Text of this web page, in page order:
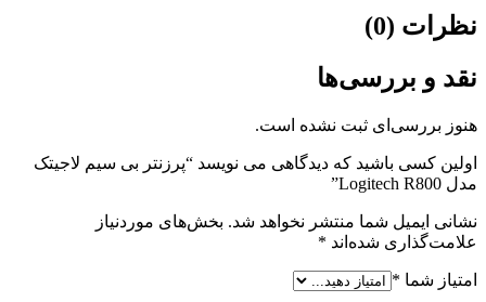
نظرات (0)
نقد و بررسی‌ها
هنوز بررسی‌ای ثبت نشده است.
اولین کسی باشید که دیدگاهی می نویسد “پرزنتر بی سیم لاجیتک
مدل Logitech R800”
نشانی ایمیل شما منتشر نخواهد شد. بخش‌های موردنیاز
علامت‌گذاری شده‌اند *
امتیاز شما *